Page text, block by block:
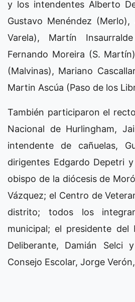
y los intendentes Alberto
Gustavo Menéndez (Merlo),
Varela), Martín
Fernando Moreira (S.
(Malvinas), Mariano
Martin Ascúa (Paso de los
También participaron el
Nacional de Hurlingham,
intendente de cañuelas,
dirigentes Edgardo Depetri
obispo de la diócesis de
Vázquez; el Centro de
distrito; todos los
municipal; el presidente del
Deliberante, Damián Selci
Consejo Escolar, Jorge